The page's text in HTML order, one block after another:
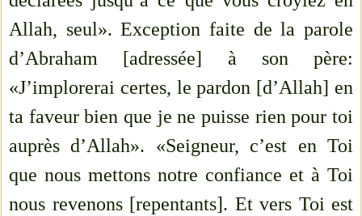
Allah, seul». Exception faite de la parole
d’Abraham [adressée] à son père:
«J’implorerai certes, le pardon [d’Allah] en
ta faveur bien que je ne puisse rien pour toi
auprès d’Allah». «Seigneur, c’est en Toi
que nous mettons notre confiance et à Toi
nous revenons [repentants]. Et vers Toi est